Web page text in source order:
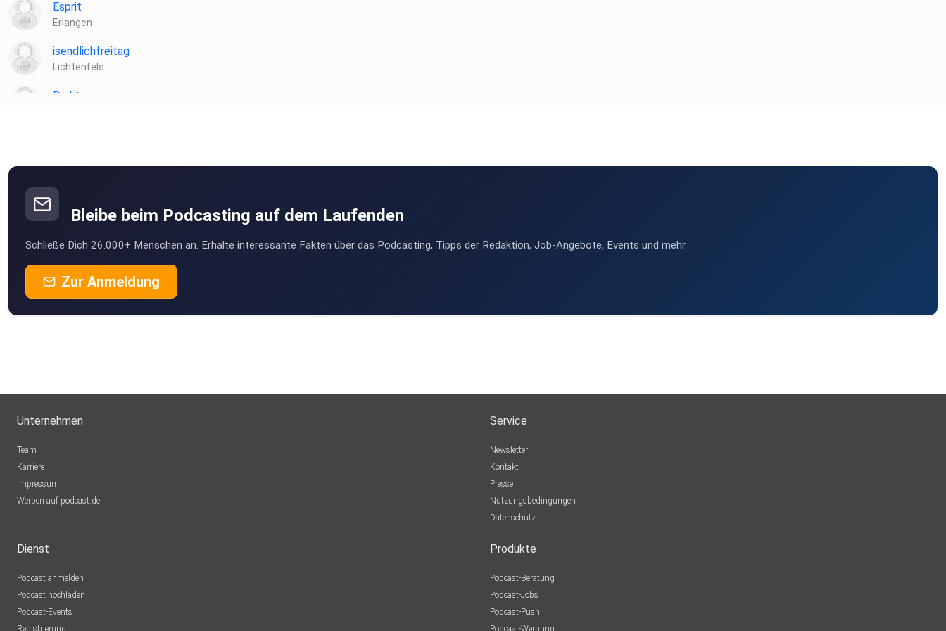
Esprit
Erlangen
isendlichfreitag
Lichtenfels
Drahtwurm
HL1966
90459
Sive
Chiusa
Postbox
Hessen
TimEmsm
fwrzdjd3
Pontevedra
ChrisH1985
Bleibe beim Podcasting auf dem Laufenden
Schließe Dich 26.000+ Menschen an. Erhalte interessante Fakten über das Podcasting, Tipps der Redaktion, Job-Angebote, Events und mehr.
Zur Anmeldung
Unternehmen
Team
Karriere
Impressum
Werben auf podcast.de
Service
Newsletter
Kontakt
Presse
Nutzungsbedingungen
Datenschutz
Dienst
Podcast anmelden
Podcast hochladen
Podcast-Events
Registrierung
Produkte
Podcast-Beratung
Podcast-Jobs
Podcast-Push
Podcast-Werbung